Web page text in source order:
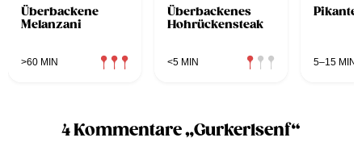
Überbackene
Melanzani
>60 MIN
Überbackenes
Hohrückensteak
<5 MIN
Pikante
5–15 MIN
4 Kommentare „Gurkerlsenf“